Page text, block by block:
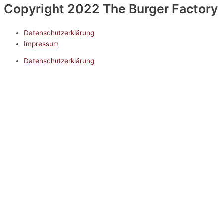
Copyright 2022 The Burger Factory
Datenschutzerklärung
Impressum
Datenschutzerklärung